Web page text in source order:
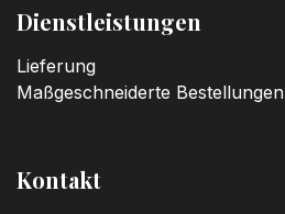
3,20 €
Kerzenzahl n°7
3,20€
Dienstleistungen
Lieferung
Maßgeschneiderte Bestellungen
Kontakt